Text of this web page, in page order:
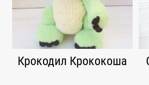
Крокодил Крококоша